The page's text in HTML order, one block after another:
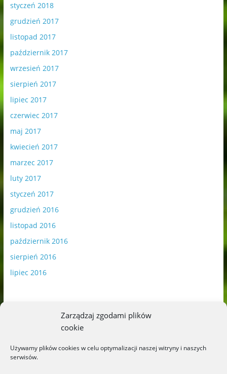
Zarządzaj zgodami plików
cookie
Używamy plików cookies w celu optymalizacji naszej witryny i naszych
serwisów.
styczeń 2018
grudzień 2017
listopad 2017
październik 2017
wrzesień 2017
sierpień 2017
lipiec 2017
czerwiec 2017
maj 2017
kwiecień 2017
marzec 2017
luty 2017
styczeń 2017
grudzień 2016
listopad 2016
październik 2016
sierpień 2016
lipiec 2016